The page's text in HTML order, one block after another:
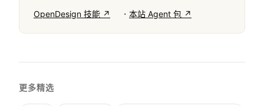
OpenDesign 技能 ↗ · 本站 Agent 包 ↗
更多精选